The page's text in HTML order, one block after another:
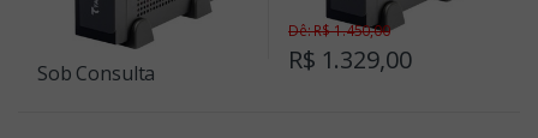
Sob Consulta R$ 1.329,00
Dê: R$ 1.450,00